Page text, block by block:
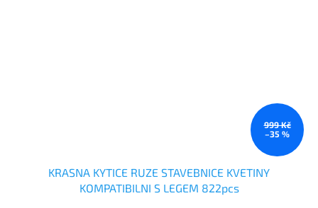
999 Kč
–35 %
KRASNA KYTICE RUZE STAVEBNICE KVETINY
KOMPATIBILNI S LEGEM 822pcs